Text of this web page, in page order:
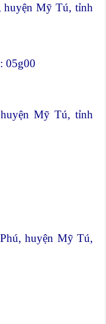
huyện Mỹ Tú, tỉnh
05g00
Mỹ Tú, tỉnh
huyện Mỹ Tú,